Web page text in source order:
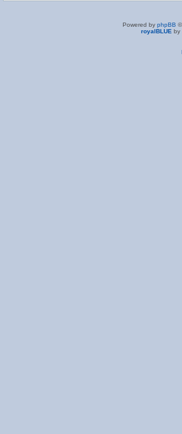
Powered by phpBB
royalBLUE by